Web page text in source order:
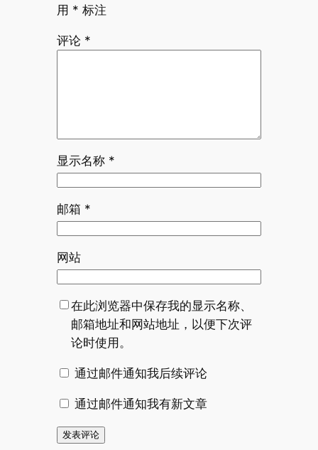
用 * 标注
评论 *
显示名称 *
邮箱 *
网站
在此浏览器中保存我的显示名称、
邮箱地址和网站地址，以便下次评
论时使用。
通过邮件通知我后续评论
通过邮件通知我有新文章